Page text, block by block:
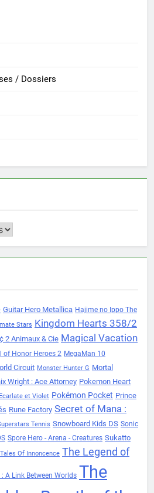
/ Dossiers
Guitar Hero Metallica Hajime no Ippo The
Stars Kingdom Hearts 358/2
2 Animaux & Cie Magical Vacation
of Honor Heroes 2 MegaMan 10
Circuit Monster Hunter G Mortal
Wright : Ace Attorney Pokemon Heart
et Violet Pokémon Pocket Prince
Rune Factory Secret of Mana :
Tennis Snowboard Kids DS Sonic
Spore Hero - Arena - Creatures Sukatto
Tales Of Innoncence The Legend of
A Link Between Worlds The